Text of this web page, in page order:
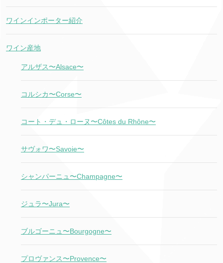
ワインインポーター紹介
ワイン産地
アルザス〜Alsace〜
コルシカ〜Corse〜
コート・デュ・ローヌ〜Côtes du Rhône〜
サヴォワ〜Savoie〜
シャンパーニュ〜Champagne〜
ジュラ〜Jura〜
ブルゴーニュ〜Bourgogne〜
プロヴァンス〜Provence〜